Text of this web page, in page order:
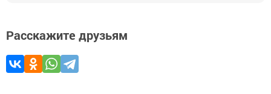
Расскажите друзьям